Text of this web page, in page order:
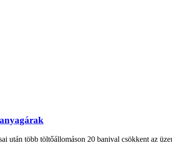
után több töltőállomáson 20 banival csökkent az